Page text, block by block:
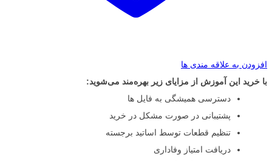
افزودن به علاقه مندی ها
با خرید این آموزش از مزایای زیر بهره‌مند می‌شوید:
دسترسی همیشگی به فایل ها
پشتیبانی در صورت مشکل در خرید
تنظیم قطعات توسط اساتید برجسته
دریافت امتیاز وفاداری